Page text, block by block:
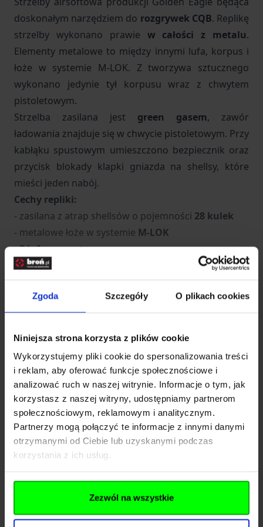
Zgoda Szczegóły O plikach cookies
Niniejsza strona korzysta z plików cookie
Wykorzystujemy pliki cookie do spersonalizowania treści
i reklam, aby oferować funkcje społecznościowe i
analizować ruch w naszej witrynie. Informacje o tym, jak
korzystasz z naszej witryny, udostępniamy partnerom
społecznościowym, reklamowym i analitycznym.
Partnerzy mogą połączyć te informacje z innymi danymi
otrzymanymi od Ciebie lub uzyskanymi podczas
korzystania z ich usług.
Zezwól na wszystkie
doskonałym narzędziem do rozgrywek CQB. Replikę
strzelby wykonano
prawie w całości z metalu.
Elementy metalowe to między innymi lufa, korpus i
łoże w systemie M-LOK. Z tworzywa sztucznego
wykonano jedynie tył korpusu wraz z chwytem
pistoletowym.
Strzelba zasilana jest
green gasem, zawór
ładowania znajduje się w chwycie pistoletowym. Przy
kabłąku spustowym umieszczono bezpiecznik oraz
przycisk blokady klapki gniazda na shellsy, które
mieści jeden nabój.
Cechy repliki:
- zasilana z atrap shellsów o pojemności 28 kulek
- metalowe łoże w systemie M-LOK
-3 lufywewnętrzne
- stały system hop-up
- grzbietowa szyna 22mmRIS / Picatinnydo
montażu optyki
- 3 x shells
- szybkoładowarka
- instrukcja obsługi
Rozwiń opis
Dane techniczne
Kod SKU